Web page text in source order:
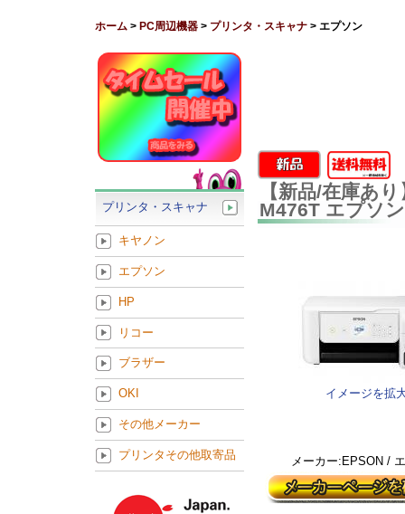
ホーム > PC周辺機器 > プリンタ・スキャナ > エプソン
【新品/在庫あ
M476T エプソン
イメージを拡
メーカー:EPSON /
プリンタ・スキャナ
キヤノン
エプソン
HP
リコー
ブラザー
OKI
その他メーカー
プリンタその他取寄品